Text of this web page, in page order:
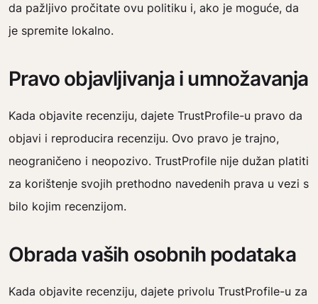
da pažljivo pročitate ovu politiku i, ako je moguće, da
je spremite lokalno.
Pravo objavljivanja i umnožavanja
Kada objavite recenziju, dajete TrustProfile-u pravo da
objavi i reproducira recenziju. Ovo pravo je trajno,
neograničeno i neopozivo. TrustProfile nije dužan platiti
za korištenje svojih prethodno navedenih prava u vezi s
bilo kojim recenzijom.
Obrada vaših osobnih podataka
Kada objavite recenziju, dajete privolu TrustProfile-u za